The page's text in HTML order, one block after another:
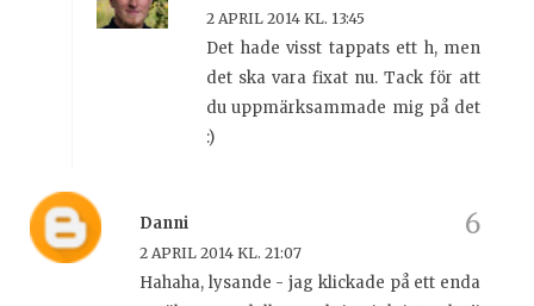
2 APRIL 2014 KL. 13:45
Det hade visst tappats ett h, men
det ska vara fixat nu. Tack för att
du uppmärksammade mig på det
:)
Danni
2 APRIL 2014 KL. 21:07
Hahaha, lysande - jag klickade på ett enda